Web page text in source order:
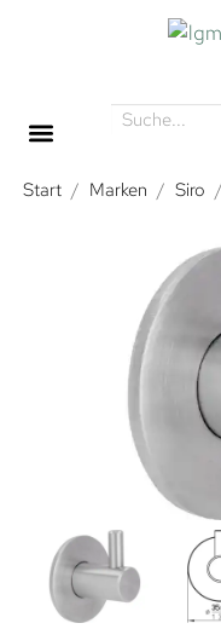
Start / Marken / Siro /